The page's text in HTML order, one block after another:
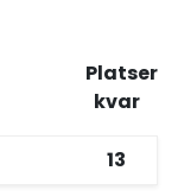
Platser
kvar
13